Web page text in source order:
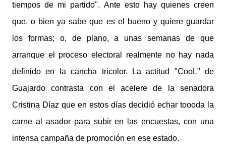
tiempos de mi partido". Ante esto hay quienes creen
que, o bien ya sabe que es el bueno y quiere guardar
los formas; o, de plano, a unas semanas de que
arranque el proceso electoral realmente no hay nada
definido en la cancha tricolor. La actitud "CooL" de
Guajardo contrasta con el acelere de la senadora
Cristina Díaz que en estos días decidió echar toooda la
carne al asador para subir en las encuestas, con una
intensa campaña de promoción en ese estado.